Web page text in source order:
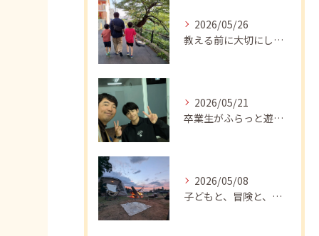
2026/05/26
教える前に大切にしたいこと
2026/05/21
卒業生がふらっと遊びに来てくれました
2026/05/08
子どもと、冒険と、学び